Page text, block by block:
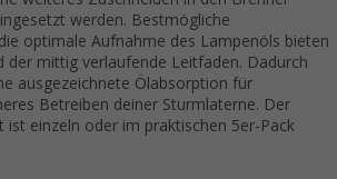
werden. Bestmögliche
optimale Aufnahme des Lampenöls bieten
der mittig verlaufende Leitfaden. Dadurch
ausgezeichnete Ölabsorption für
Betreiben deiner Sturmlaterne. Der
ist einzeln oder im praktischen 5er-Pack